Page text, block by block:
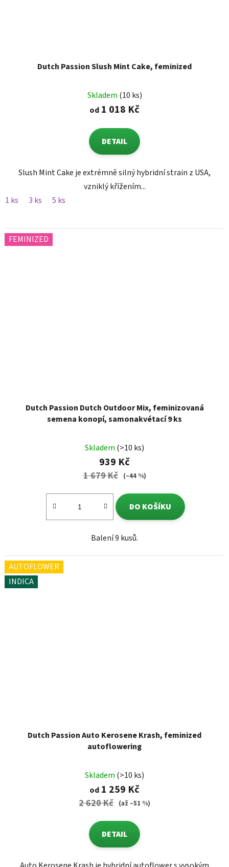
Dutch Passion Slush Mint Cake, feminized
Skladem (10 ks)
od 1 018 Kč
DETAIL
Slush Mint Cake je extrémně silný hybridní strain z USA,
vzniklý křížením...
1 ks
3 ks 5 ks
FEMINIZED
Dutch Passion Dutch Outdoor Mix, feminizovaná
semena konopí, samonakvétací 9 ks
Skladem (>10 ks)
939 Kč
1 679 Kč (–44 %)
DO KOŠÍKU
Balení 9 kusů.
AUTOFLOWER
INDICA
Dutch Passion Auto Kerosene Krash, feminized
autoflowering
Skladem (>10 ks)
od 1 259 Kč
2 620 Kč (až –51 %)
DETAIL